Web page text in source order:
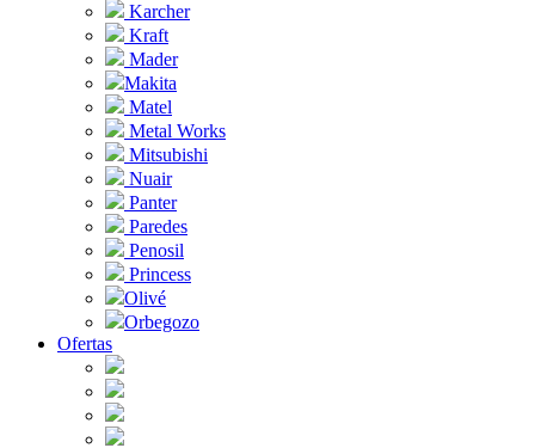
Karcher
Kraft
Mader
Makita
Matel
Metal Works
Mitsubishi
Nuair
Panter
Paredes
Penosil
Princess
Olivé
Orbegozo
Ofertas